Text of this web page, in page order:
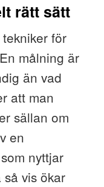
rätt sätt
för
målning är
än vad
att man
sällan om
en
nyttjar
vis ökar